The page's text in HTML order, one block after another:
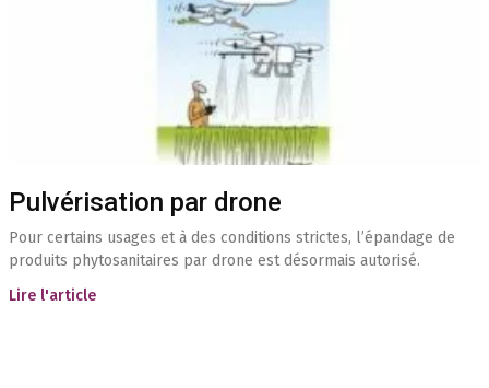
Pulvérisation par drone
Pour certains usages et à des conditions strictes, l’épandage de
produits phytosanitaires par drone est désormais autorisé.
Lire l'article